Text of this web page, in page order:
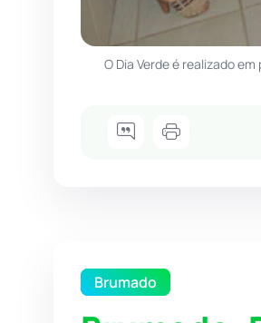
O Dia Verde é realizado
Brumado